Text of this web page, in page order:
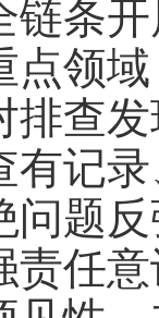
链条
点领
排查
有记
问题
责任